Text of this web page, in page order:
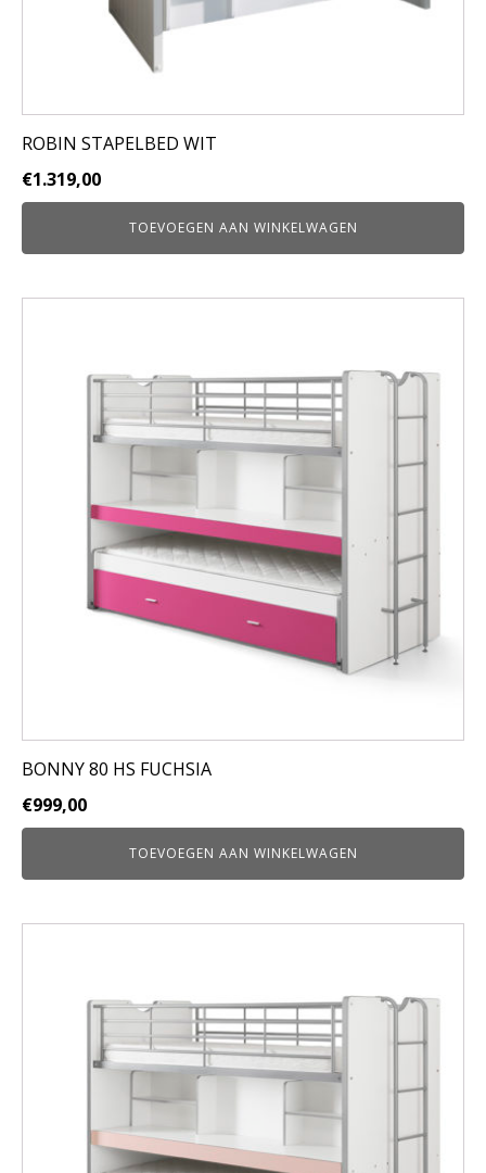
ROBIN STAPELBED WIT
€1.319,00
TOEVOEGEN AAN WINKELWAGEN
BONNY 80 HS FUCHSIA
€999,00
TOEVOEGEN AAN WINKELWAGEN